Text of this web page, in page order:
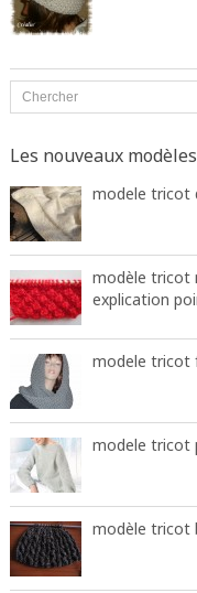
Les nouveaux modèles
modele tricot
modèle tricot
explication
modele tricot
modele tricot
modèle tricot